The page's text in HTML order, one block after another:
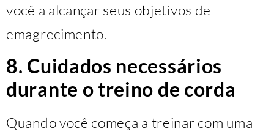
você a alcançar seus objetivos de
emagrecimento.
8. Cuidados necessários
durante o treino de corda
Quando você começa a treinar com uma